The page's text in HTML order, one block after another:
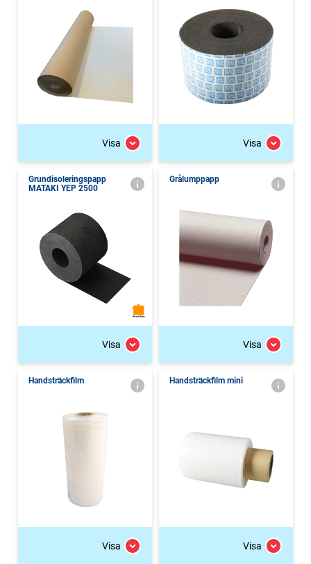
Visa Visa
Grundisoleringspapp
MATAKI YEP 2500
Visa
Grålumppapp
Visa
Handsträckfilm
Visa
Handsträckfilm mini
Visa